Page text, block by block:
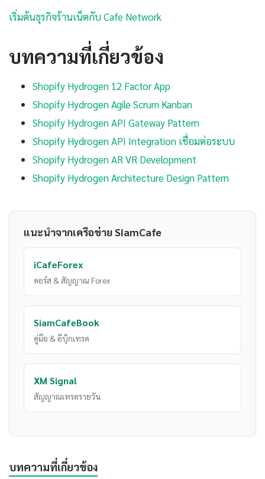
เริ่มต้นธุรกิจร้านเน็ตกับ Cafe Network
บทความที่เกี่ยวข้อง
Shopify Hydrogen 12 Factor App
Shopify Hydrogen Agile Scrum Kanban
Shopify Hydrogen API Gateway Pattern
Shopify Hydrogen API Integration เชื่อมต่อระบบ
Shopify Hydrogen AR VR Development
Shopify Hydrogen Architecture Design Pattern
แนะนำจากเครือข่าย SiamCafe
iCafeForex
คอร์ส & สัญญาณ Forex
SiamCafeBook
คู่มือ & อีบุ๊กเทรด
XM Signal
สัญญาณเทรดรายวัน
บทความที่เกี่ยวข้อง